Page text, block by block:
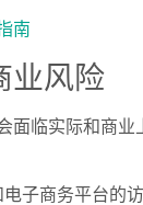
南
业风险
临实际和商业
子商务平台的